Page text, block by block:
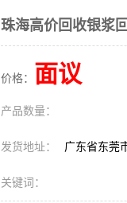
珠海高价回收银浆
价格： 面议
产品数量：
发货地址： 广东省东莞
关键词：